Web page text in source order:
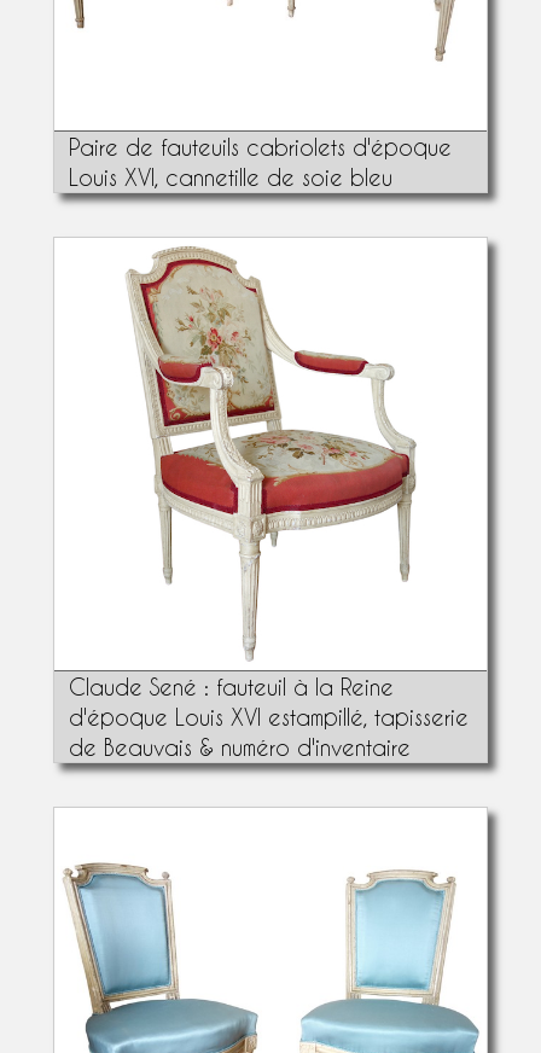
Paire de fauteuils cabriolets d'époque
Louis XVI, cannetille de soie bleu
Claude Sené : fauteuil à la Reine
d'époque Louis XVI estampillé, tapisserie
de Beauvais & numéro d'inventaire